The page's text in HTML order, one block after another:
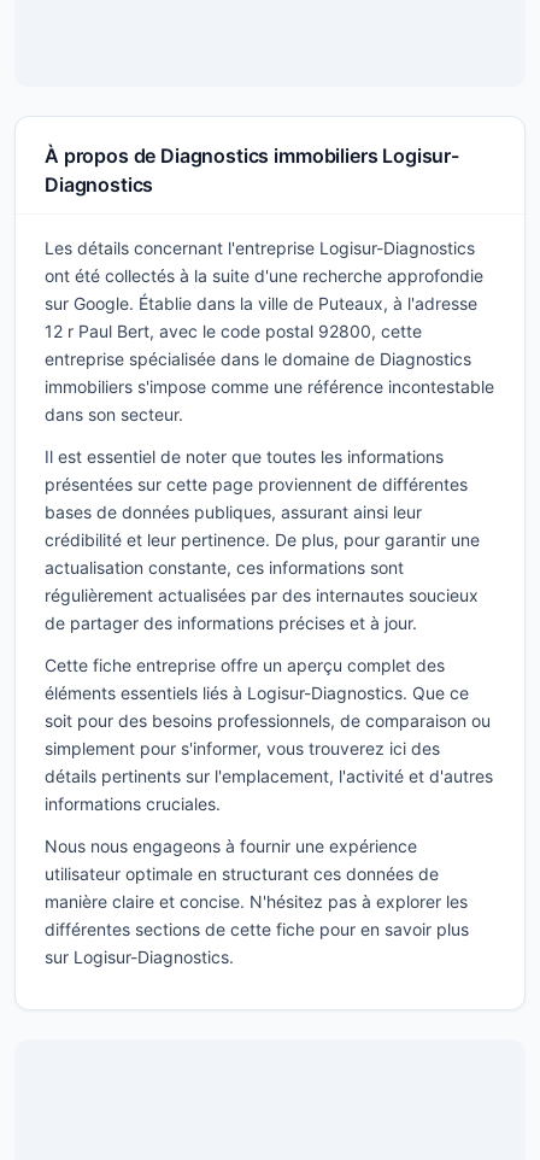
À propos de Diagnostics immobiliers Logisur-
Diagnostics
Les détails concernant l'entreprise Logisur-Diagnostics
ont été collectés à la suite d'une recherche approfondie
sur Google. Établie dans la ville de Puteaux, à l'adresse
12 r Paul Bert, avec le code postal 92800, cette
entreprise spécialisée dans le domaine de Diagnostics
immobiliers s'impose comme une référence incontestable
dans son secteur.
Il est essentiel de noter que toutes les informations
présentées sur cette page proviennent de différentes
bases de données publiques, assurant ainsi leur
crédibilité et leur pertinence. De plus, pour garantir une
actualisation constante, ces informations sont
régulièrement actualisées par des internautes soucieux
de partager des informations précises et à jour.
Cette fiche entreprise offre un aperçu complet des
éléments essentiels liés à Logisur-Diagnostics. Que ce
soit pour des besoins professionnels, de comparaison ou
simplement pour s'informer, vous trouverez ici des
détails pertinents sur l'emplacement, l'activité et d'autres
informations cruciales.
Nous nous engageons à fournir une expérience
utilisateur optimale en structurant ces données de
manière claire et concise. N'hésitez pas à explorer les
différentes sections de cette fiche pour en savoir plus
sur Logisur-Diagnostics.